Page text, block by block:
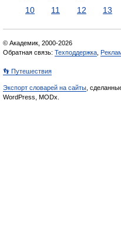
10
11 12 13
© Академик, 2000-2026
Обратная связь: Техподдержка
👣 Путешествия
Экспорт словарей на сайты ,
WordPress, MODx.